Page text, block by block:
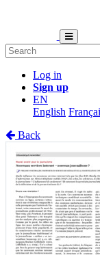
Log in
Sign up
EN
English
Back